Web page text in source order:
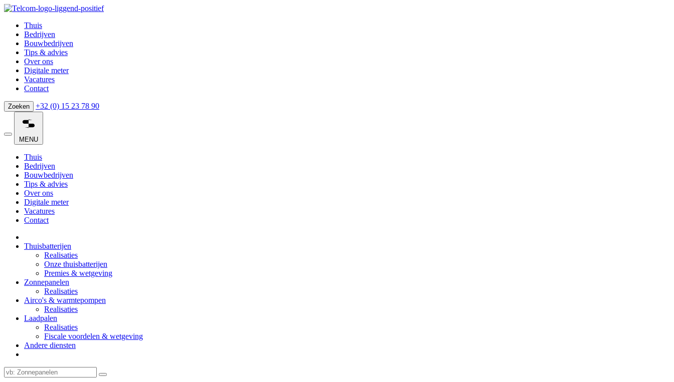
Thuis
Bedrijven
Bouwbedrijven
Tips & advies
Over ons
Digitale meter
Vacatures
Contact
Zoeken +32 (0) 15 23 78 90
MENU
Thuis
Bedrijven
Bouwbedrijven
Tips & advies
Over ons
Digitale meter
Vacatures
Contact
Thuisbatterijen
Realisaties
Onze thuisbatterijen
Premies & wetgeving
Zonnepanelen
Realisaties
Airco's & warmtepompen
Realisaties
Laadpalen
Realisaties
Fiscale voordelen & wetgeving
Andere diensten